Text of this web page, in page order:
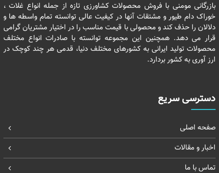
بازرگانی مومنی با فروش محصولات کشاورزی تازه از جمله انواع غلات ،
خوراک دام طیور و مشتقات آنها در کیفیت عالی توانسته تمام واسطه ها و
دلالان را حذف کند و محصولی با قیمت مناسب را در اختیار مشتریان گرامی
قرار می دهد. همچنین این مجموعه توانسته با صادرات انواع مختلف
محصولات تولید ایرانی به کشورهای مختلف دنیا، قدمی هر چند کوچک در
ارز آوری به کشور بردارد.
دسترسی سریع
صفحه اصلی
اخبار و مقالات
تماس با ما